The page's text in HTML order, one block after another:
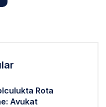
Rota
Avukat